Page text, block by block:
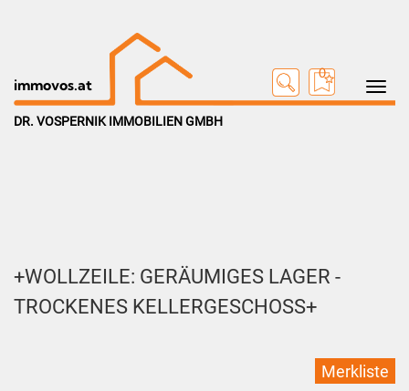
Toggle
immovos.at
0
DR. VOSPERNIK IMMOBILIEN GMBH
+WOLLZEILE: GERÄUMIGES LAGER -
TROCKENES KELLERGESCHOSS+
Merkliste